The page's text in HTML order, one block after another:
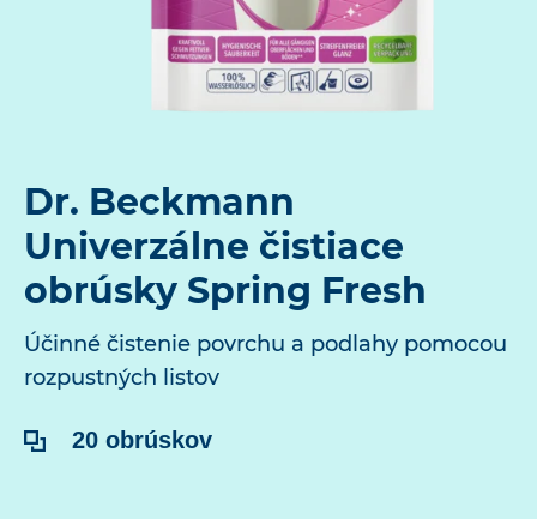
Dr. Beckmann
Univerzálne čistiace
obrúsky Spring Fresh
Účinné čistenie povrchu a podlahy pomocou
rozpustných listov
Obsah:20 obrúskov